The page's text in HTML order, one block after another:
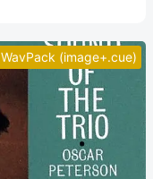
WavPack (image+.cue)